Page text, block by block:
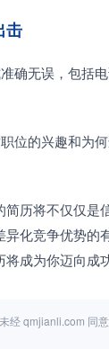
击
确无误，包括
位的兴趣和为
历将不仅仅是
异化竞争优势的
成为你迈向成
经 qmjianli.com 同